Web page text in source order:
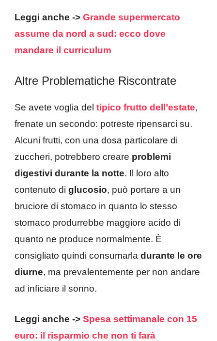
Leggi anche -> Grande supermercato
assume da nord a sud: ecco dove
mandare il curriculum
Altre Problematiche Riscontrate
Se avete voglia del tipico frutto dell’estate,
frenate un secondo: potreste ripensarci su.
Alcuni frutti, con una dosa particolare di
zuccheri, potrebbero creare problemi
digestivi durante la notte. Il loro alto
contenuto di glucosio, può portare a un
bruciore di stomaco in quanto lo stesso
stomaco produrrebbe maggiore acido di
quanto ne produce normalmente. È
consigliato quindi consumarla durante le ore
diurne, ma prevalentemente per non andare
ad inficiare il sonno.
Leggi anche -> Spesa settimanale con 15
euro: il risparmio che non ti farà